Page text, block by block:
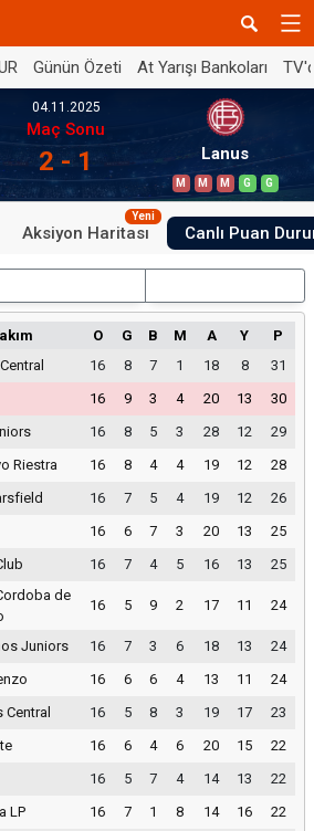
Günün Özeti At Yarışı Bankoları
04.11.2025
Maç Sonu
2 - 1 Lanus
M M M G G
Aksiyon Haritası
Yeni
Canlı Puan
O G B M A Y
P
16 8 7 1 18 8
31
16 9 3 4 20 13
30
16 8 5 3 28 12
29
Riestra 16 8 4 4 19 12
28
16 7 5 4 19 12
26
16 6 7 3 20 13
25
16 7 4 5 16 13 25
de
16 5 9 2 17 11 24
Juniors 16 7 3 6 18 13
24
16 6 6 4 13 11
24
Central 16 5 8 3 19 17
23
16 6 4 6 20 15
22
16 5 7 4 14 13
22
LP 16 7 1 8 14 16
22